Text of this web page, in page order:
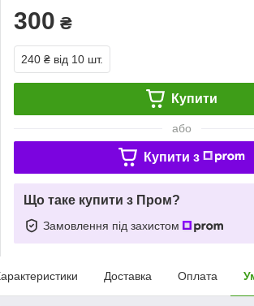
300 ₴
240 ₴ від 10 шт.
Купити
або
Купити з
Що таке купити з Пром?
Замовлення під захистом
Доставка Оплата